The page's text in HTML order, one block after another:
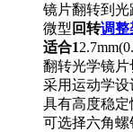
镜片翻转到光
微型 回转调整
适合1
翻转光学镜
采用运动学设
具有高度稳定
可选择六角螺